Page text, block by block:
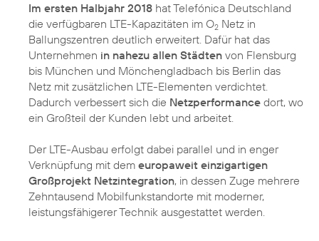
Im ersten Halbjahr 2018 hat Telefónica Deutschland
die verfügbaren LTE-Kapazitäten im O2 Netz in
Ballungszentren deutlich erweitert. Dafür hat das
Unternehmen in nahezu allen Städten von Flensburg
bis München und Mönchengladbach bis Berlin das
Netz mit zusätzlichen LTE-Elementen verdichtet.
Dadurch verbessert sich die Netzperformance dort, wo
ein Großteil der Kunden lebt und arbeitet.
Der LTE-Ausbau erfolgt dabei parallel und in enger
Verknüpfung mit dem europaweit einzigartigen
Großprojekt Netzintegration, in dessen Zuge mehrere
Zehntausend Mobilfunkstandorte mit moderner,
leistungsfähigerer Technik ausgestattet werden.